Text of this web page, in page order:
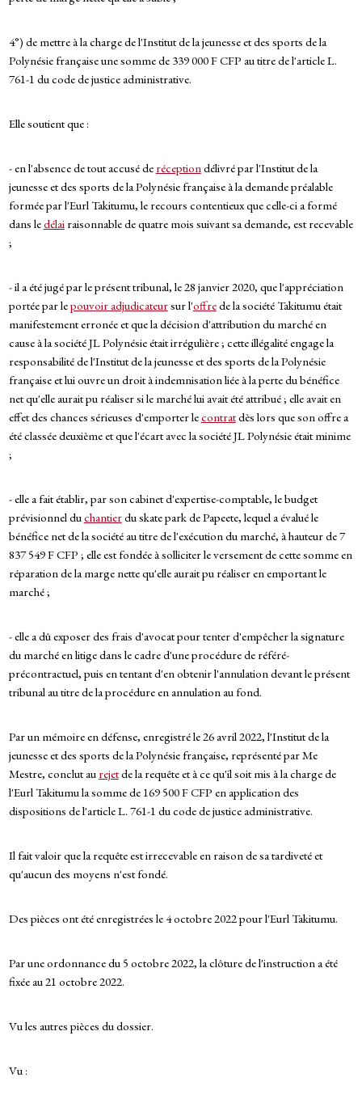
4°) de mettre à la charge de l'Institut de la jeunesse et des sports de la
Polynésie française une somme de 339 000 F CFP au titre de l'article L.
761-1 du code de justice administrative.
Elle soutient que :
- en l'absence de tout accusé de réceptiondélivré par l'Institut de la
jeunesse et des sports de la Polynésie française à la demande préalable
formée par l'Eurl Takitumu, le recours contentieux que celle-ci a formé
dans ledélairaisonnable de quatre mois suivant sa demande, est recevable
;
- il a été jugé par le présent tribunal, le 28 janvier 2020, que l'appréciation
portée par lepouvoir adjudicateursur l'offrede la société Takitumu était
manifestement erronée et que la décision d'attribution du marché en
cause à la société JL Polynésie était irrégulière ; cette illégalité engage la
responsabilité de l'Institut de la jeunesse et des sports de la Polynésie
française et lui ouvre un droit à indemnisation liée à la perte du bénéfice
net qu'elle aurait pu réaliser si le marché lui avait été attribué ; elle avait en
effet des chances sérieuses d'emporter lecontratdès lors que son offre a
été classée deuxième et que l'écart avec la société JL Polynésie était minime
;
- elle a fait établir, par son cabinet d'expertise-comptable, le budget
prévisionnel duchantierdu skate park de Papeete, lequel a évalué le
bénéfice net de la société au titre de l'exécution du marché, à hauteur de 7
837 549 F CFP ; elle est fondée à solliciter le versement de cette somme en
réparation de la marge nette qu'elle aurait pu réaliser en emportant le
marché ;
- elle a dû exposer des frais d'avocat pour tenter d'empêcher la signature
du marché en litige dans le cadre d'une procédure de référé-
précontractuel, puis en tentant d'en obtenir l'annulation devant le présent
tribunal au titre de la procédure en annulation au fond.
Par un mémoire en défense, enregistré le 26 avril 2022, l'Institut de la
jeunesse et des sports de la Polynésie française, représenté par Me
Mestre, conclut au rejetde la requête et à ce qu'il soit mis à la charge de
l'Eurl Takitumu la somme de 169 500 F CFP en application des
dispositions de l'article L. 761-1 du code de justice administrative.
Il fait valoir que la requête est irrecevable en raison de sa tardiveté et
qu'aucun des moyens n'est fondé.
Des pièces ont été enregistrées le 4 octobre 2022 pour l'Eurl Takitumu.
Par une ordonnance du 5 octobre 2022, la clôture de l'instruction a été
fixée au 21 octobre 2022.
Vu les autres pièces du dossier.
Vu :